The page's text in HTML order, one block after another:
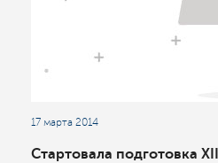
17 марта 2014
Стартовала подготовка